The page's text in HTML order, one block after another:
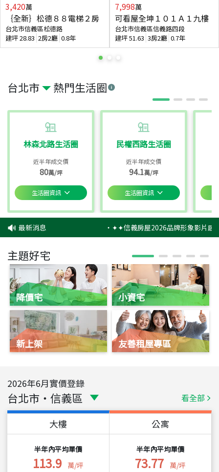
台北市 熱門生活圈
林森北路生活圈
近半年成交價
80萬/坪
生活圈資訊
民權西路生活圈
近半年成交價
94.1萬/坪
生活圈資訊
3,420萬
｛全新｝松德８８電梯２房
台北市信義區松德路
建坪28.83 2房2廳 0.8年
7,998萬
可看屋全坤１０１Ａ１九樓
台北市信義區信義路四段
建坪51.63 3房2廳 0.7年
最新消息 ‧✦✦信義房屋2026品牌形象影片感
主題好宅
降價宅
新上架
小資宅
友善租屋專區
2026年6月實價登錄
台北市 ・ 信義區 看全部
大樓
半年內平均單價
113.9 萬/坪
公寓
半年內平均單價
73.77 萬/坪